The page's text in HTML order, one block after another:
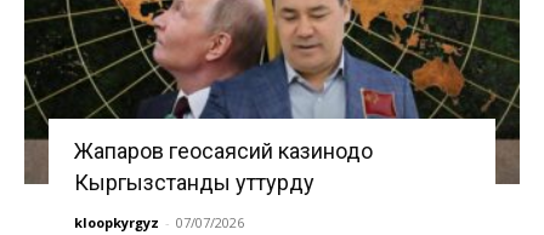
Жапаров геосаясий казинодо
Кыргызстанды уттурду
kloopkyrgyz - 07/07/2026